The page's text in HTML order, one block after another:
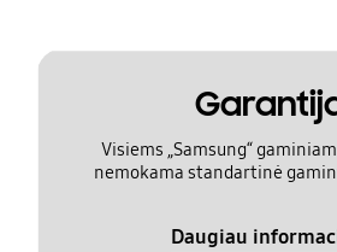
Visiems „Samsung“
nemokama standartinė
Daugiau